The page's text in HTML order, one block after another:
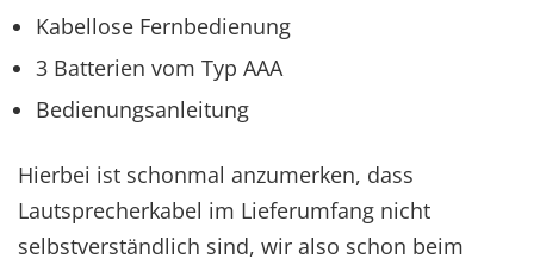
Kabellose Fernbedienung
3 Batterien vom Typ AAA
Bedienungsanleitung
Hierbei ist schonmal anzumerken, dass
Lautsprecherkabel im Lieferumfang nicht
selbstverständlich sind, wir also schon beim